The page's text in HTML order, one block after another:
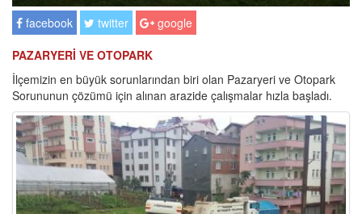
facebook
twitter
google
PAZARYERİ VE OTOPARK
İlçemizin en büyük sorunlarından biri olan Pazaryeri ve Otopark
Sorununun çözümü için alınan arazide çalışmalar hızla başladı.